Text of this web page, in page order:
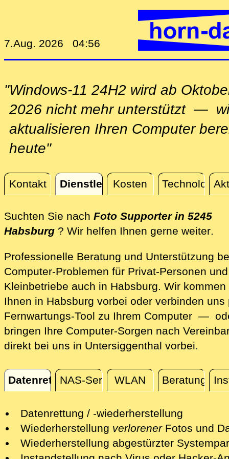
7.Aug. 2026 04:56
"Windows-11 24H2 wird ab
2026 nicht mehr unterstützt —
aktualisieren Ihren Computer
heute"
Kontakt Dienstleistungen
Kosten Technologie
Dienstleistungen
Suchten Sie nach Foto Supporter in 5245
Habsburg ? Wir helfen Ihnen gerne weiter.
Professionelle Beratung und Unterstützung
Computer-Problemen für Privat-Personen und
Kleinbetriebe auch in Habsburg. Wir kommen
Ihnen in Habsburg vorbei oder verbinden uns
Fernwartungs-Tool zu Ihrem Computer —
bringen Ihre Computer-Sorgen nach
direkt bei uns in Untersiggenthal vorbei.
DatenrettungNAS-ServerWLAN Beratung
Datenrettung
Datenrettung / -wiederherstellung
Wir retten Ihre verlorenen Daten mit
professionellen Mitteln.
Wiederherstellung verlorenerFotos und
Nach einer erfolgreichen Datenrettung
Wiederherstellung abgestürzter